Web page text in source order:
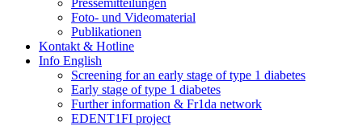
Pressemitteilungen
Foto- und Videomaterial
Publikationen
Kontakt & Hotline
Info English
Screening for an early stage of type 1 diabetes
Early stage of type 1 diabetes
Further information & Fr1da network
EDENT1FI project